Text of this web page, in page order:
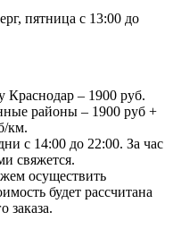
пятница с 13:00 до
Краснодар – 1900 руб.
районы – 1900 руб +
км.
с 14:00 до 22:00. За час
свяжется.
осуществить
будет рассчитана
заказа.